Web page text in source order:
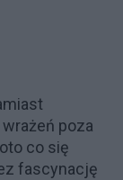
poza
co się
fascynację